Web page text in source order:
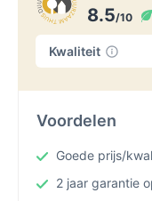
8.5/10
Kwaliteit
Voordelen
Goede prijs/
2 jaar garantie